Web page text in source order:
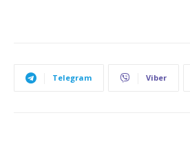
Telegram Viber